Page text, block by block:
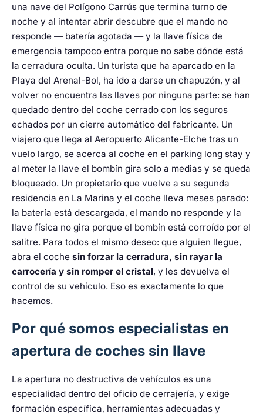
una nave del Polígono Carrús que termina turno de
noche y al intentar abrir descubre que el mando no
responde — batería agotada — y la llave física de
emergencia tampoco entra porque no sabe dónde está
la cerradura oculta. Un turista que ha aparcado en la
Playa del Arenal-Bol, ha ido a darse un chapuzón, y al
volver no encuentra las llaves por ninguna parte: se han
quedado dentro del coche cerrado con los seguros
echados por un cierre automático del fabricante. Un
viajero que llega al Aeropuerto Alicante-Elche tras un
vuelo largo, se acerca al coche en el parking long stay y
al meter la llave el bombín gira solo a medias y se queda
bloqueado. Un propietario que vuelve a su segunda
residencia en La Marina y el coche lleva meses parado:
la batería está descargada, el mando no responde y la
llave física no gira porque el bombín está corroído por el
salitre. Para todos el mismo deseo: que alguien llegue,
abra el coche sin forzar la cerradura, sin rayar la
carrocería y sin romper el cristal, y les devuelva el
control de su vehículo. Eso es exactamente lo que
hacemos.
Por qué somos especialistas en
apertura de coches sin llave
La apertura no destructiva de vehículos es una
especialidad dentro del oficio de cerrajería, y exige
formación específica, herramientas adecuadas y